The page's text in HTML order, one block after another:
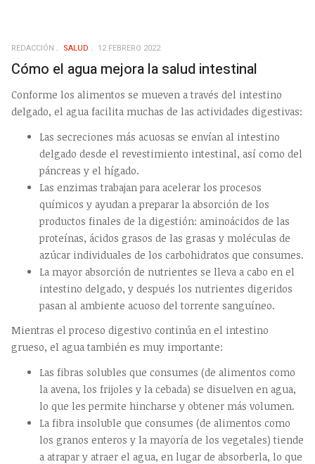
REDACCIÓN SALUD 12 FEBRERO 2022
Cómo el agua mejora la salud intestinal
Conforme los alimentos se mueven a través del intestino
delgado, el agua facilita muchas de las actividades digestivas:
Las secreciones más acuosas se envían al intestino
delgado desde el revestimiento intestinal, así como del
páncreas y el hígado.
Las enzimas trabajan para acelerar los procesos
químicos y ayudan a preparar la absorción de los
productos finales de la digestión: aminoácidos de las
proteínas, ácidos grasos de las grasas y moléculas de
azúcar individuales de los carbohidratos que consumes.
La mayor absorción de nutrientes se lleva a cabo en el
intestino delgado, y después los nutrientes digeridos
pasan al ambiente acuoso del torrente sanguíneo.
Mientras el proceso digestivo continúa en el intestino
grueso, el agua también es muy importante:
Las fibras solubles que consumes (de alimentos como
la avena, los frijoles y la cebada) se disuelven en agua,
lo que les permite hincharse y obtener más volumen.
La fibra insoluble que consumes (de alimentos como
los granos enteros y la mayoría de los vegetales) tiende
a atrapar y atraer el agua, en lugar de absorberla, lo que